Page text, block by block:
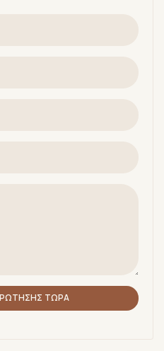
ΤΏΡΑ